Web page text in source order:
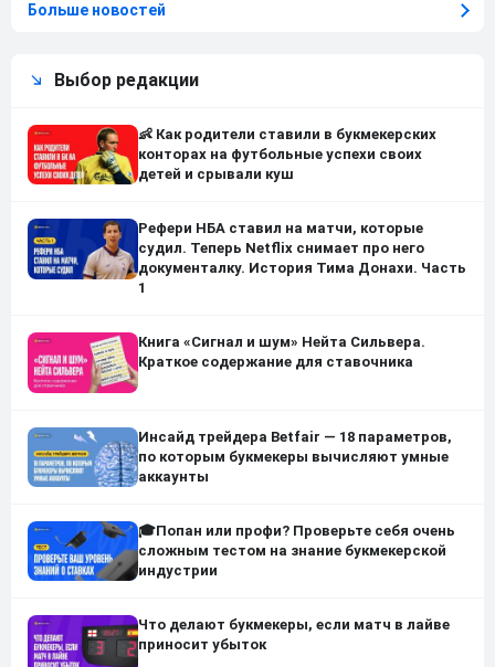
Больше новостей
Выбор редакции
👶 Как родители ставили в букмекерских
конторах на футбольные успехи своих
детей и срывали куш
Рефери НБА ставил на матчи, которые
судил. Теперь Netflix снимает про него
документалку. История Тима Донахи. Часть
1
Книга «Сигнал и шум» Нейта Сильвера.
Краткое содержание для ставочника
Инсайд трейдера Betfair — 18 параметров,
по которым букмекеры вычисляют умные
аккаунты
🎓Попан или профи? Проверьте себя очень
сложным тестом на знание букмекерской
индустрии
Что делают букмекеры, если матч в лайве
приносит убыток